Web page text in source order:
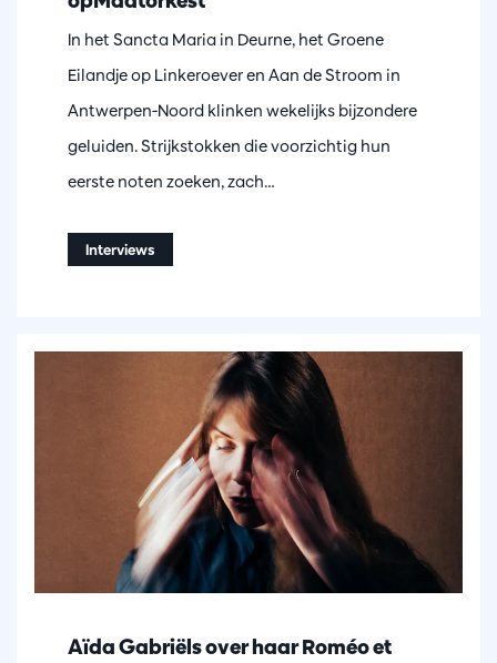
In het Sancta Maria in Deurne, het Groene
Eilandje op Linkeroever en Aan de Stroom in
Antwerpen-Noord klinken wekelijks bijzondere
geluiden. Strijkstokken die voorzichtig hun
eerste noten zoeken, zach…
Interviews
Aïda Gabriëls over haar Roméo et